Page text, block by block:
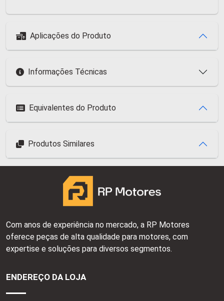
Aplicações do Produto
Informações Técnicas
Equivalentes do Produto
Produtos Similares
Com anos de experiência no mercado, a RP Motores
oferece peças de alta qualidade para motores, com
expertise e soluções para diversos segmentos.
ENDEREÇO DA LOJA